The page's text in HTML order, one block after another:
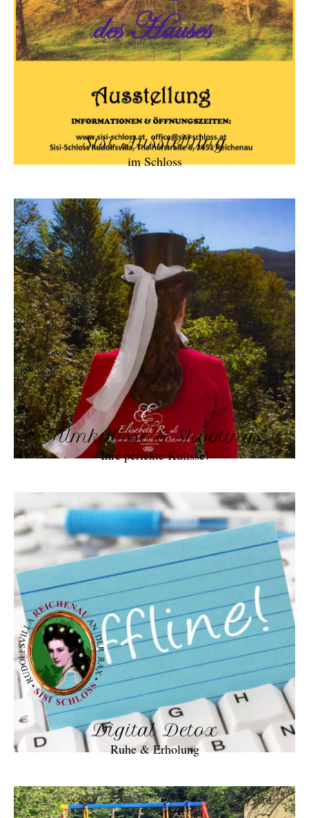
Sisi Ausstellung
im Schloss
Filmkulisse & Shootings
Ihre perfekte Kulisse!
Digital Detox
Ruhe & Erholung